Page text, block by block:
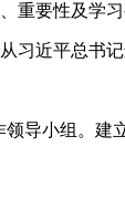
重要性及学
习近平总书
导小组。